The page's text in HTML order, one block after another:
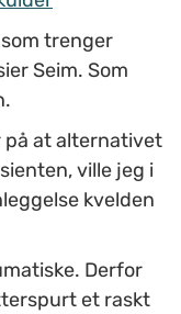
trenger
Seim. Som
på at alternativet
ville jeg i
kvelden
Derfor
et raskt